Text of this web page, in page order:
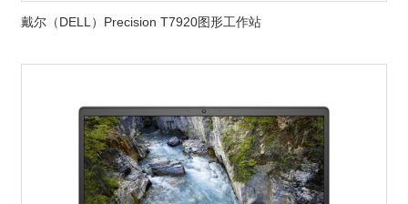
戴尔（DELL）Precision T7920图形工作站